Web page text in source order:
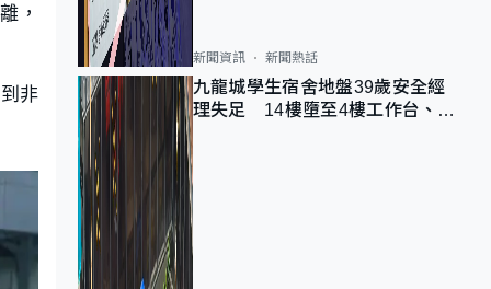
，
非
新聞資訊 新聞熱話
九龍城學生宿舍地盤39歲安全經
理失足 14樓墮至4樓工作台、送